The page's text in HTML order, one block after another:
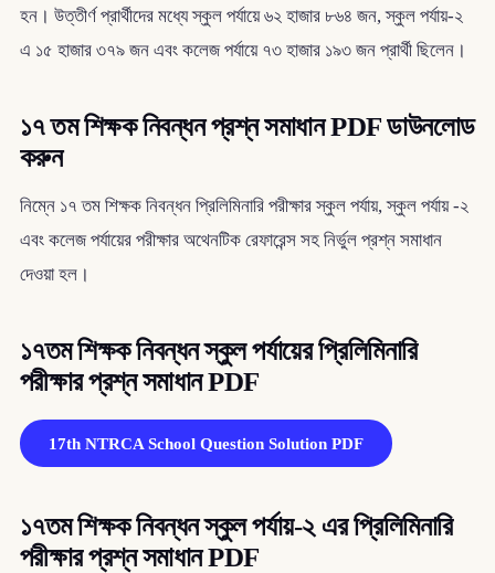
হন। উত্তীর্ণ প্রার্থীদের মধ্যে স্কুল পর্যায়ে ৬২ হাজার ৮৬৪ জন, স্কুল পর্যায়-২
এ ১৫ হাজার ৩৭৯ জন এবং কলেজ পর্যায়ে ৭৩ হাজার ১৯৩ জন প্রার্থী ছিলেন।
১৭ তম শিক্ষক নিবন্ধন প্রশ্ন সমাধান PDF ডাউনলোড
করুন
নিম্নে ১৭ তম শিক্ষক নিবন্ধন প্রিলিমিনারি পরীক্ষার স্কুল পর্যায়, স্কুল পর্যায় -২
এবং কলেজ পর্যায়ের পরীক্ষার অথেনটিক রেফারেন্স সহ নির্ভুল প্রশ্ন সমাধান
দেওয়া হল।
১৭তম শিক্ষক নিবন্ধন স্কুল পর্যায়ের প্রিলিমিনারি
পরীক্ষার প্রশ্ন সমাধান PDF
17th NTRCA School Question Solution PDF
১৭তম শিক্ষক নিবন্ধন স্কুল পর্যায়-২ এর প্রিলিমিনারি
পরীক্ষার প্রশ্ন সমাধান PDF